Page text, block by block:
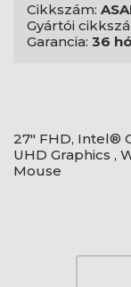
Cikkszám:
Gyártói
Garancia: 36
27" FHD, Intel®
UHD Graphics ,
Mouse